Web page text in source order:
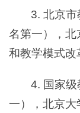
3. 北京
名第一），北
和教学模式改
4. 国家
一），北京大